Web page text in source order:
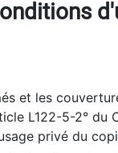
et les
L122-5-2°
privé du